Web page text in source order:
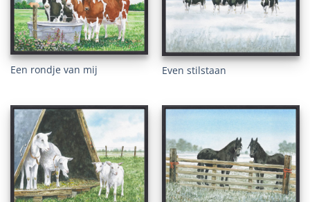
Een rondje van mij Even stilstaan